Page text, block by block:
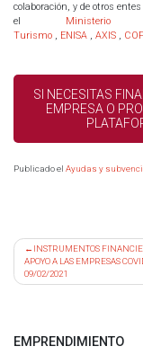
EMPRENDIMIENTO
colaboración, y de otros
el
Turismo , ENISA , AXIS ,
SI NECESITAS
EMPRESA O
Publicado el Ayudas y
Navegación
de
entradas
INSTRUMENTOS
APOYO A LAS EMPRESAS
09/02/2021